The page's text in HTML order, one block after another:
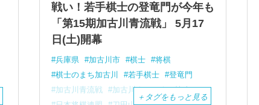
戦い！若手棋士の登竜門が今年も
「第15期加古川青流戦」 5月17
日(土)開幕
兵庫県 加古川市 棋士
将棋
棋士のまち加古川
若手棋士
登竜門
加古川青流戦
加古川ウェルネス協会
＋ タグをもっと見る